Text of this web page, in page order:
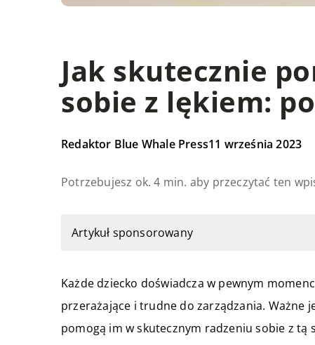
Jak skutecznie
sobie z lękiem:
Redaktor Blue Whale Press11 września 2023
Potrzebujesz ok. 4 min. aby przeczytać ten
Artykuł sponsorowany
Każde dziecko doświadcza w pewnym
przerażające i trudne do zarządzania. Ważne
pomogą im w skutecznym radzeniu sobie z tą